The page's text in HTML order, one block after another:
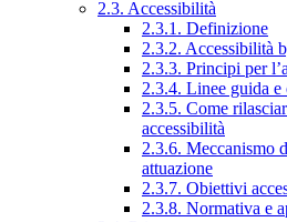
2.3. Accessibilità
2.3.1. Definizione
2.3.2. Accessibilità
2.3.3. Principi per
2.3.4. Linee guida e
2.3.5. Come
accessibilità
2.3.6. Meccanismo
attuazione
2.3.7. Obiettivi
2.3.8. Normativa e